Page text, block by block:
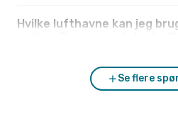
Hvilke lufthavne kan jeg
Se flere